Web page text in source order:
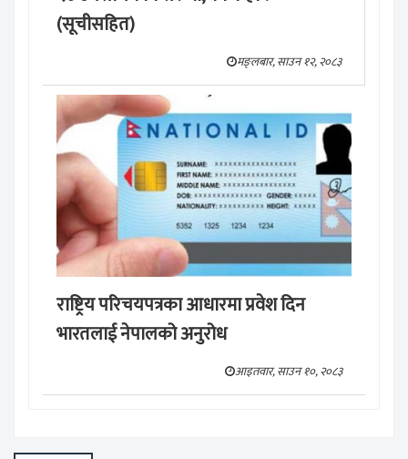
(सूचीसहित)
मङ्लबार, साउन १२, २०८३
राष्ट्रिय परिचयपत्रका आधारमा प्रवेश दिन
भारतलाई नेपालको अनुरोध
आइतवार, साउन १०, २०८३